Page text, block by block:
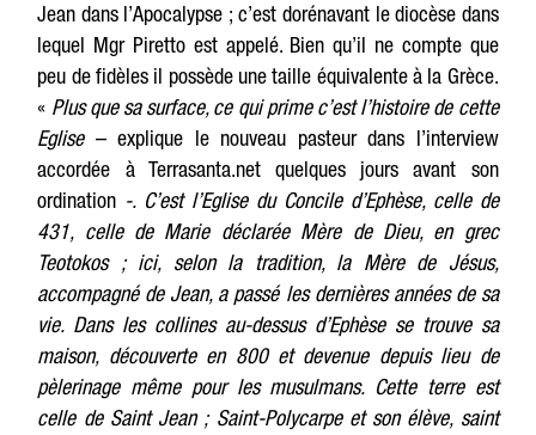
Jean dans l’Apocalypse ; c’est dorénavant le diocèse dans
lequel Mgr Piretto est appelé. Bien qu’il ne compte que
peu de fidèles il possède une taille équivalente à la Grèce.
« Plus que sa surface, ce qui prime c’est l’histoire de cette
Eglise– explique le nouveau pasteur dans l’interview
accordée à Terrasanta.net quelques jours avant son
ordination -. C’est l’Eglise du Concile d’Ephèse, celle de
431, celle de Marie déclarée Mère de Dieu, en grec
Teotokos ; ici, selon la tradition, la Mère de Jésus,
accompagné de Jean, a passé les dernières années de sa
vie. Dans les collines au-dessus d’Ephèse se trouve sa
maison, découverte en 800 et devenue depuis lieu de
pèlerinage même pour les musulmans. Cette terre est
celle de Saint Jean ; Saint-Polycarpe et son élève, saint